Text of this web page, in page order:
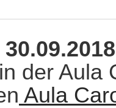
der Aula
Aula